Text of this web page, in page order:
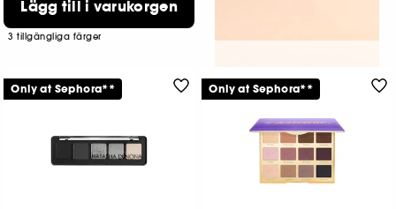
291
3 tillgängliga färger
Lägg till i varukorgen
Only at Sephora** Only at Sephora**